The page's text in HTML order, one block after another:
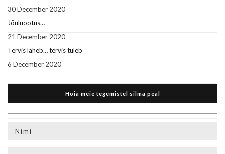
30 December 2020
Jõuluootus…
21 December 2020
Tervis läheb… tervis tuleb
6 December 2020
Hoia meie tegemistel silma peal